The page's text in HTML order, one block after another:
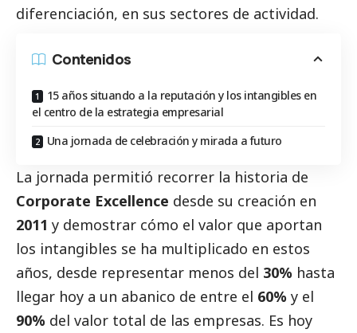
diferenciación, en sus sectores de actividad.
Contenidos
15 años situando a la reputación y los intangibles en
el centro de la estrategia empresarial
Una jornada de celebración y mirada a futuro
La jornada permitió recorrer la historia de
Corporate Excellence desde su creación en
2011 y demostrar cómo el valor que aportan
los intangibles se ha multiplicado en estos
años, desde representar menos del 30% hasta
llegar hoy a un abanico de entre el 60% y el
90% del valor total de las empresas. Es hoy